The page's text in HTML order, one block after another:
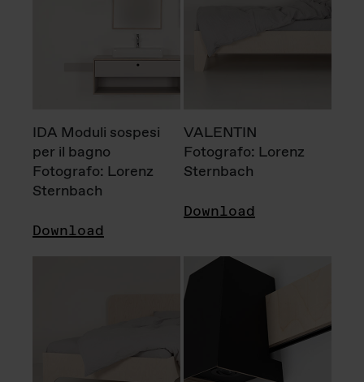
IDA Moduli sospesi
per il bagno
Fotografo: Lorenz
Sternbach
Download
VALENTIN
Fotografo: Lorenz
Sternbach
Download